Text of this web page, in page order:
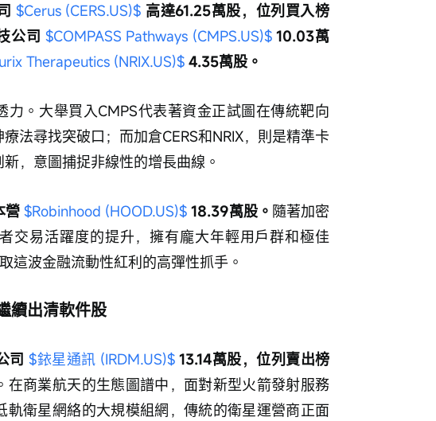
$Cerus (CERS.US)$ 高達61.25萬股，位列買入榜
公司 $COMPASS Pathways (CMPS.US)$ 10.03萬
Therapeutics (NRIX.US)$ 4.35萬股。
力。大舉買入CMPS代表著資金正試圖在傳統靶向
法尋找突破口；而加倉CERS和NRIX，則是精準卡
，意圖捕捉非線性的增長曲線。
營 $Robinhood (HOOD.US)$ 18.39萬股。 隨著加密
交易活躍度的提升，擁有龐大年輕用戶群和極佳
這波金融流動性紅利的高彈性抓手。
續出清軟件股
司 $銥星通訊 (IRDM.US)$ 13.14萬股，位列賣出榜
在商業航天的生態圖譜中，面對新型火箭發射服務
軌衛星網絡的大規模組網，傳統的衛星運營商正面